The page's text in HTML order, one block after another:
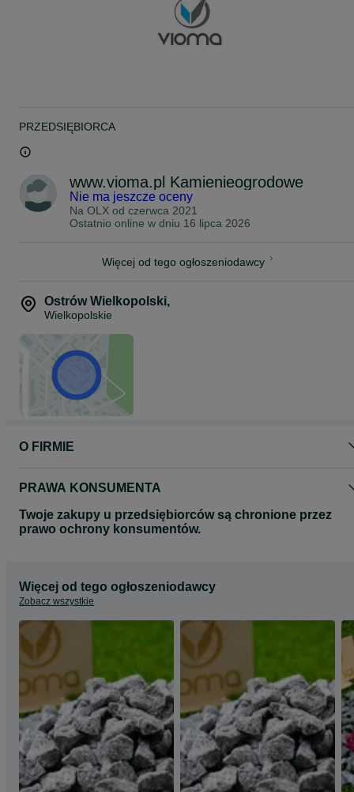
*MINIMALNE ZAMÓWIENIE: 15 TON!
** SPRAWDŹ SZERSZĄ OFERTĘ NA NASZEJ STRONIE: **
PRZEDSIĘBIORCA
www.vioma.pl Kamienieogrodowe
Nie ma jeszcze oceny
Na OLX od czerwca 2021
Ostatnio online w dniu 16 lipca 2026
Więcej od tego ogłoszeniodawcy
Ostrów Wielkopolski,
Wielkopolskie
O FIRMIE
PRAWA KONSUMENTA
Twoje zakupy u przedsiębiorców są chronione przez
prawo ochrony konsumentów.
Więcej od tego ogłoszeniodawcy
Zobacz wszystkie